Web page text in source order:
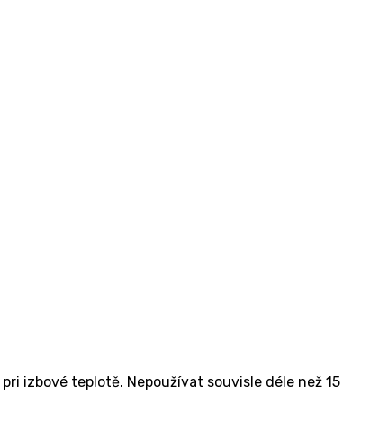
pri izbové teplotě. Nepoužívat souvisle déle než 15